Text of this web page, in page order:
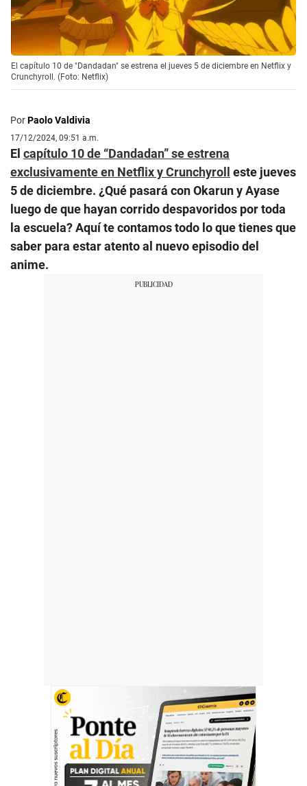
El capítulo 10 de "Dandadan" se estrena el jueves 5 de diciembre en Netflix y
Crunchyroll. (Foto: Netflix)
PorPaolo Valdivia
17/12/2024, 09:51 a.m.
El capítulo 10 de “Dandadan” se estrena
exclusivamente en Netflix y Crunchyroll
este jueves
5 de diciembre. ¿Qué pasará con Okarun y Ayase
luego de que hayan corrido despavoridos por toda
la escuela? Aquí te contamos todo lo que tienes que
saber para estar atento al nuevo episodio del
anime.